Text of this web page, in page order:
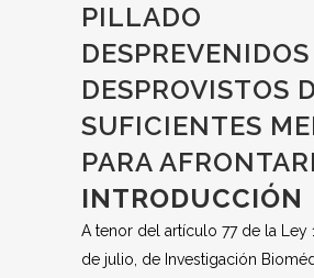
PILLADO
DESPROVISTOS
SUFICIENTES
PARA
INTRODUCCIÓN
A tenor del artículo 77 de la Ley
de julio, de Investigación